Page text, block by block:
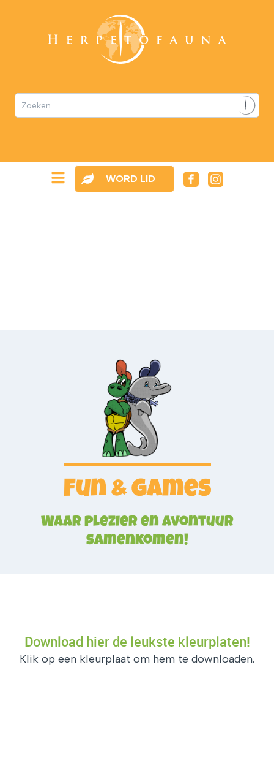
WORD LID
Fun & games
Waar plezier en avontuur
samenkomen!
Download hier de leukste kleurplaten!
Klik op een kleurplaat om hem te downloaden.